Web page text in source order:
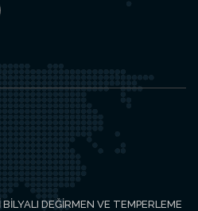
DEĞİRMEN VE TEMPERLEME